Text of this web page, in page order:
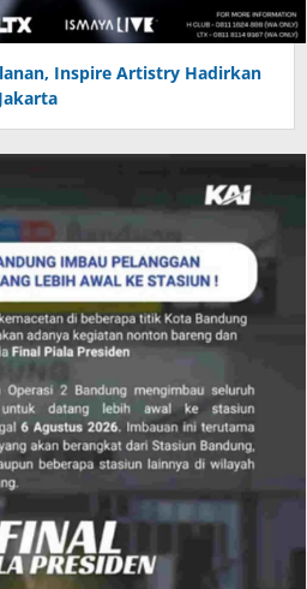
Inspire Artistry Hadirkan